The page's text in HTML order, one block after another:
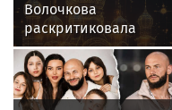
Волочкова
раскритиковала
концерт Билана в
Москве за плохую
организацию